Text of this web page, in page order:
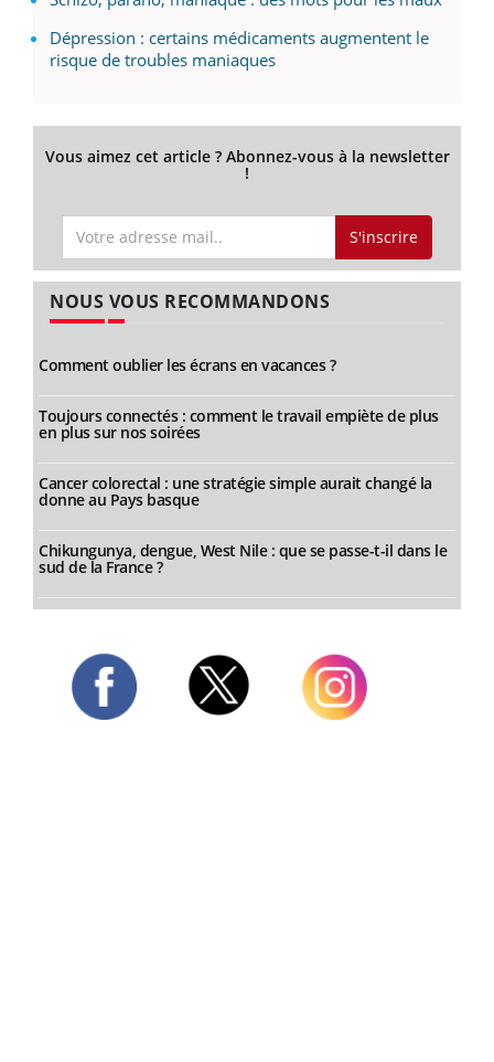
Dépression : certains médicaments augmentent le
risque de troubles maniaques
Vous aimez cet article ? Abonnez-vous à la newsletter
!
S'inscrire
NOUS VOUS RECOMMANDONS
Comment oublier les écrans en vacances ?
Toujours connectés : comment le travail empiète de plus
en plus sur nos soirées
Cancer colorectal : une stratégie simple aurait changé la
donne au Pays basque
Chikungunya, dengue, West Nile : que se passe-t-il dans le
sud de la France ?